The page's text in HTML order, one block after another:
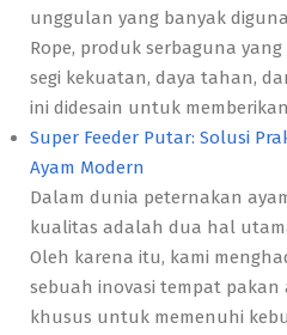
unggulan yang banyak
Rope, produk serbaguna
segi kekuatan, daya tahan,
ini didesain untuk
Super Feeder Putar: Solusi
Ayam Modern
Dalam dunia peternakan
kualitas adalah dua hal
Oleh karena itu, kami
sebuah inovasi tempat pakan
khusus untuk memenuhi